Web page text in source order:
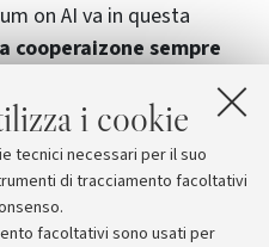
i cookie
tecnici necessari per il suo
di tracciamento facoltativi
facoltativi sono usati per
on AI va in questa
cooperaizone sempre
per accelerare lo
minacce informatiche,
e sviluppando risorse
che in campo